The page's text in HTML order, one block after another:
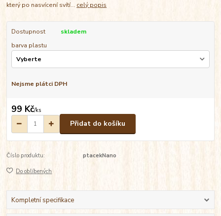
který po nasvícení svítí... celý popis
Dostupnost
skladem
barva plastu
Nejsme plátci DPH
99 Kč/ks
Přidat do košíku
Číslo produktu: ptacekNano
Do oblíbených
Kompletní specifikace